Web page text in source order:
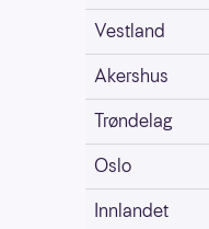
Vestland
Akershus
Trøndelag
Oslo
Innlandet